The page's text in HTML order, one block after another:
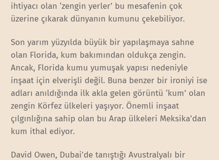
ihtiyacı olan ‘zengin yerler’ bu mesafenin çok
üzerine çıkarak dünyanın kumunu çekebiliyor.
Son yarım yüzyılda büyük bir yapılaşmaya sahne
olan Florida, kum bakımından oldukça zengin.
Ancak, Florida kumu yumuşak yapısı nedeniyle
inşaat için elverişli değil. Buna benzer bir ironiyi ise
adları anıldığında ilk akla gelen görüntü ‘kum’ olan
zengin Körfez ülkeleri yaşıyor. Önemli inşaat
çılgınlığına sahip olan bu Arap ülkeleri Meksika’dan
kum ithal ediyor.
David Owen, Dubai’de tanıştığı Avustralyalı bir